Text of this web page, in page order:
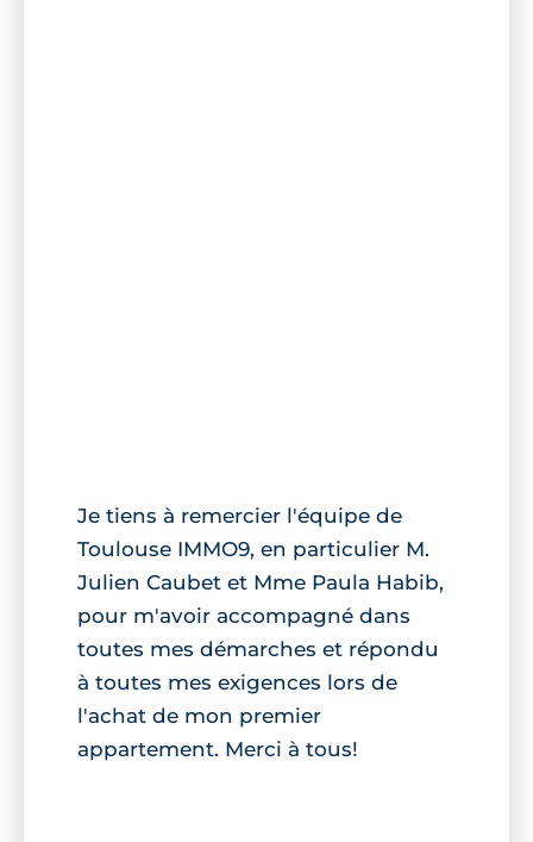
Je tiens à remercier l'équipe de
Toulouse IMMO9, en particulier M.
Julien Caubet et Mme Paula Habib,
pour m'avoir accompagné dans
toutes mes démarches et répondu
à toutes mes exigences lors de
l'achat de mon premier
appartement. Merci à tous!